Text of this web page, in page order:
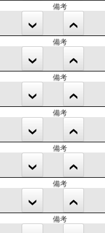
備考
備考
備考
備考
備考
備考
備考